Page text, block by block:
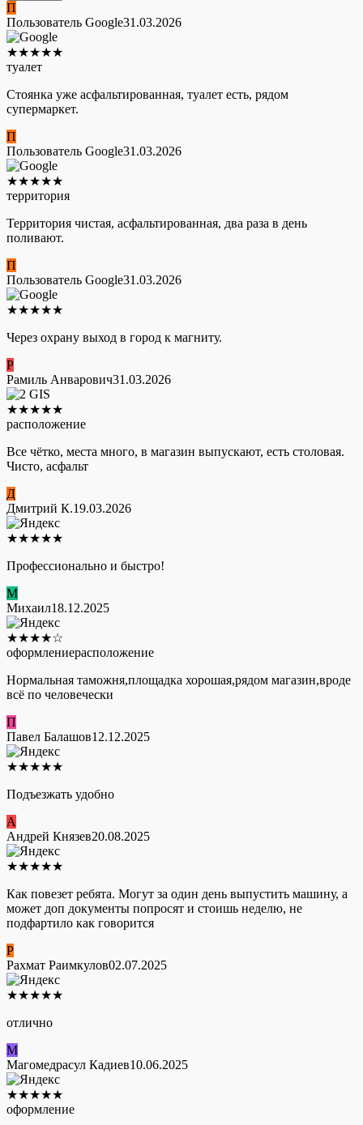
П
Пользователь Google31.03.2026
★★★★★
туалет
Стоянка уже асфальтированная, туалет есть, рядом
супермаркет.
П
Пользователь Google31.03.2026
★★★★★
территория
Территория чистая, асфальтированная, два раза в день
поливают.
П
Пользователь Google31.03.2026
★★★★★
Через охрану выход в город к магниту.
Р
Рамиль Анварович31.03.2026
★★★★★
расположение
Все чётко, места много, в магазин выпускают, есть столовая.
Чисто, асфальт
Д
Дмитрий К.19.03.2026
★★★★★
Профессионально и быстро!
М
Михаил18.12.2025
★★★★☆
оформлениерасположение
Нормальная таможня,площадка хорошая,рядом магазин,вроде
всё по человечески
П
Павел Балашов12.12.2025
★★★★★
Подъезжать удобно
А
Андрей Князев20.08.2025
★★★★★
Как повезет ребята. Могут за один день выпустить машину, а
может доп документы попросят и стоишь неделю, не
подфартило как говорится
Р
Рахмат Раимкулов02.07.2025
★★★★★
отлично
М
Магомедрасул Кадиев10.06.2025
★★★★★
оформление